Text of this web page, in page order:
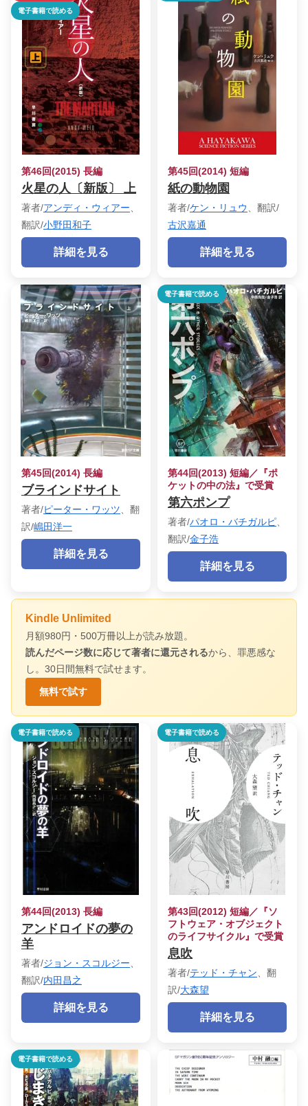
電子書籍で読める
第46回(2015) 長編
火星の人〔新版〕 上
著者/アンディ・ウィアー
翻訳/小野田和子
詳細を見る
第45回(2014) 短編
紙の動物園
著者/ケン・リュウ
、翻訳/
古沢嘉通
詳細を見る
第45回(2014) 長編
ブラインドサイト
著者/ピーター・ワッツ 、翻
訳/嶋田洋一
詳細を見る
電子書籍で読める
第44回(2013) 短編／『ポ
ケットの中の法』で受賞
第六ポンプ
著者/パオロ・バチガルピ
翻訳/金子浩
詳細を見る
Kindle Unlimited
月額980円・500万冊以上が読み放題。
読んだページ数に応じて著者に還元されるから、罪悪感な
し。30日間無料で試せます。
無料で試す
電子書籍で読める
第44回(2013) 長編
アンドロイドの夢の
羊
著者/ジョン・スコルジー
翻訳/内田昌之
詳細を見る
電子書籍で読める
第43回(2012) 短編／『ソ
フトウェア・オブジェクト
のライフサイクル』で受賞
息吹
著者/テッド・チャン 、翻
訳/大森望
詳細を見る
電子書籍で読める